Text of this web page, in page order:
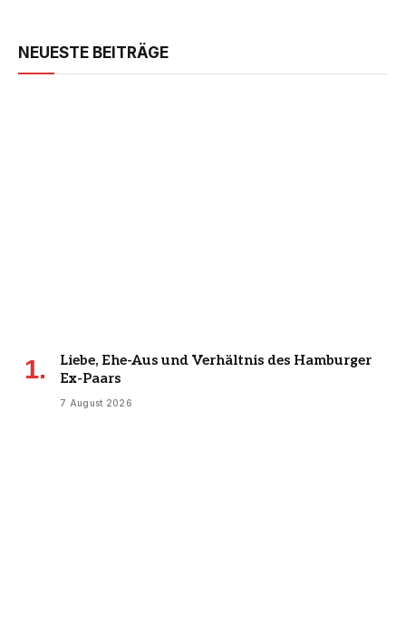
NEUESTE BEITRÄGE
Liebe, Ehe-Aus und Verhältnis des Hamburger
Ex-Paars
7 August 2026